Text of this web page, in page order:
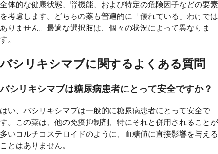
全体的な健康状態、腎機能、および特定の危険因子などの要素
を考慮します。どちらの薬も普遍的に「優れている」わけでは
ありません。最適な選択肢は、個々の状況によって異なりま
す。
バシリキシマブに関するよくある質問
バシリキシマブは糖尿病患者にとって安全ですか？
はい、バシリキシマブは一般的に糖尿病患者にとって安全で
す。この薬は、他の免疫抑制剤、特にそれと併用されることが
多いコルチコステロイドのように、血糖値に直接影響を与える
ことはありません。